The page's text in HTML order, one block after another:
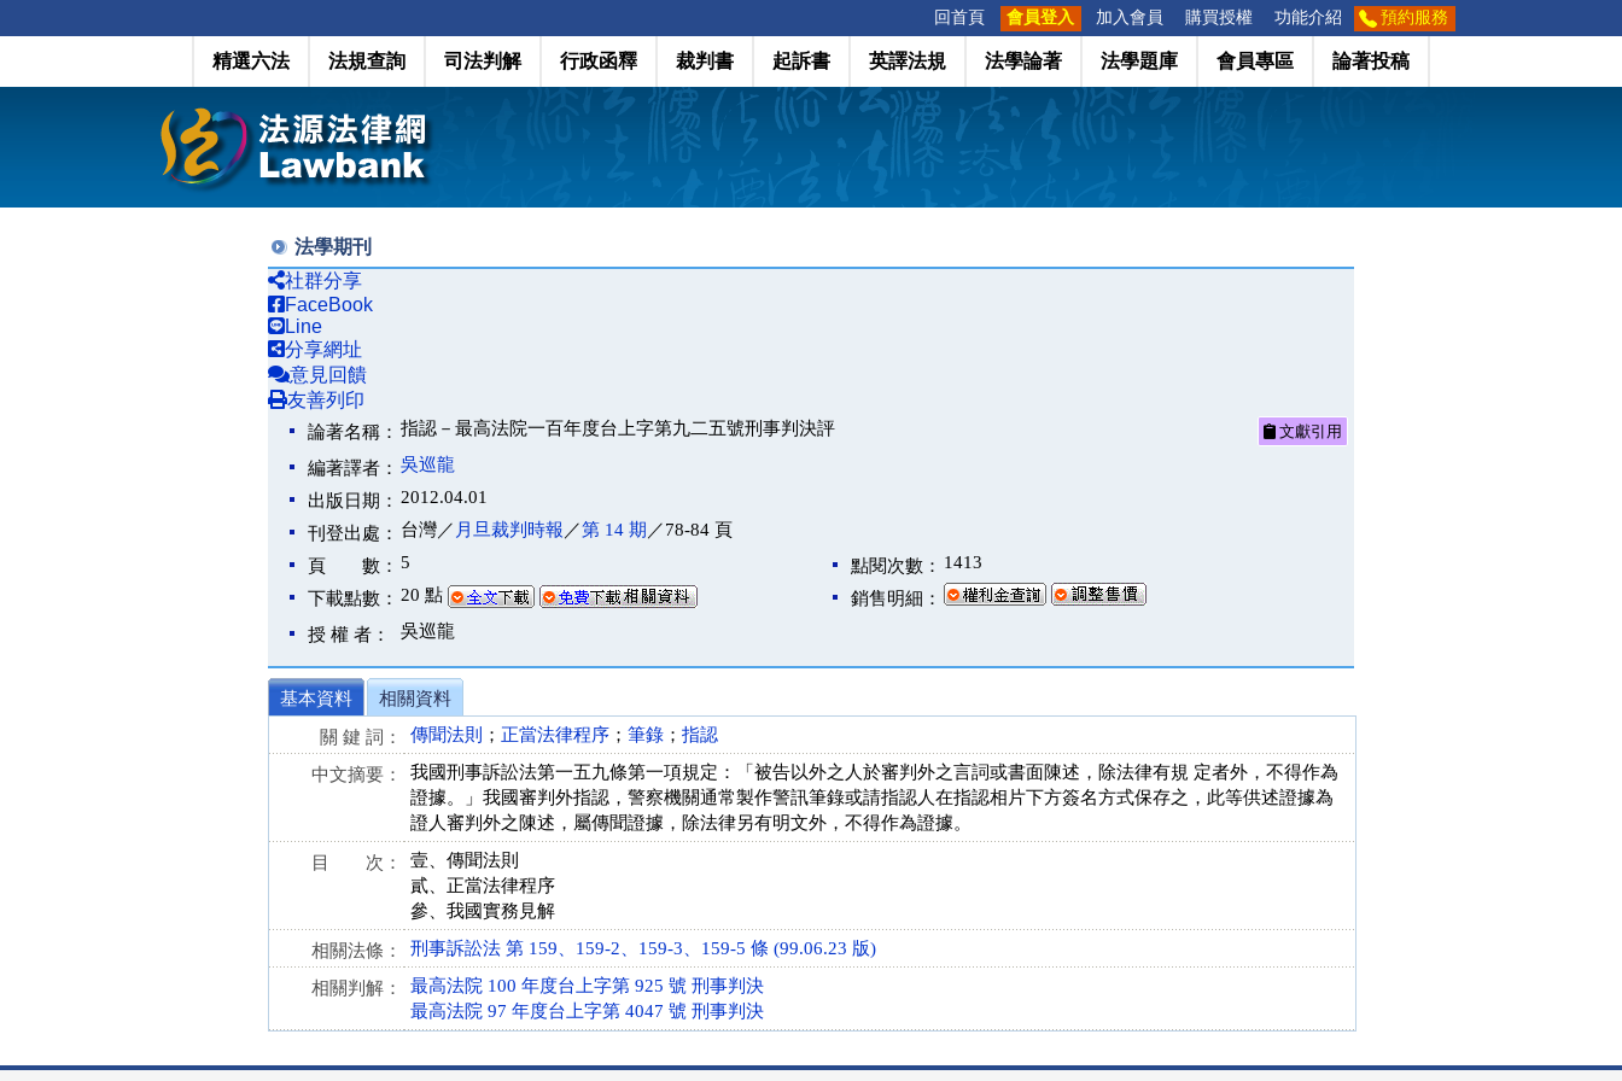
回首頁 會員登入 加入會員 購買授權 功能介紹 預約服務
精選六法 法規查詢 司法判解 行政函釋 裁判書 起訴書 英譯法規 法學論著 法學題庫 會員專區 論著投稿
法學期刊
社群分享
FaceBook
Line
分享網址
意見回饋
友善列印
論著名稱： 指認－最高法院一百年度台上字第九二五號刑事判決評 文獻引用
編著譯者： 吳巡龍
出版日期： 2012.04.01
刊登出處： 台灣／ 月旦裁判時報 ／第 14 期 ／78-84 頁
頁 數： 5 點閱次數： 1413
下載點數： 20 點
銷售明細：
授 權 者：
吳巡龍
基本資料
相關資料
關 鍵 詞：
傳聞法則 ； 正當法律程序 ； 筆錄 ； 指認
中文摘要：
我國刑事訴訟法第一五九條第一項規定：「被告以外之人於審判外之言詞或書面陳述，除法律有規 定者外，不得作為
證據。」我國審判外指認，警察機關通常製作警訊筆錄或請指認人在指認相片下方簽名方式保存之，此等供述證據為
證人審判外之陳述，屬傳聞證據，除法律另有明文外，不得作為證據。
目 次：
壹、傳聞法則
貳、正當法律程序
參、我國實務見解
相關法條： 刑事訴訟法 第 159、159-2、159-3、159-5 條 (99.06.23 版)
相關判解：
最高法院 100 年度台上字第 925 號 刑事判決
最高法院 97 年度台上字第 4047 號 刑事判決